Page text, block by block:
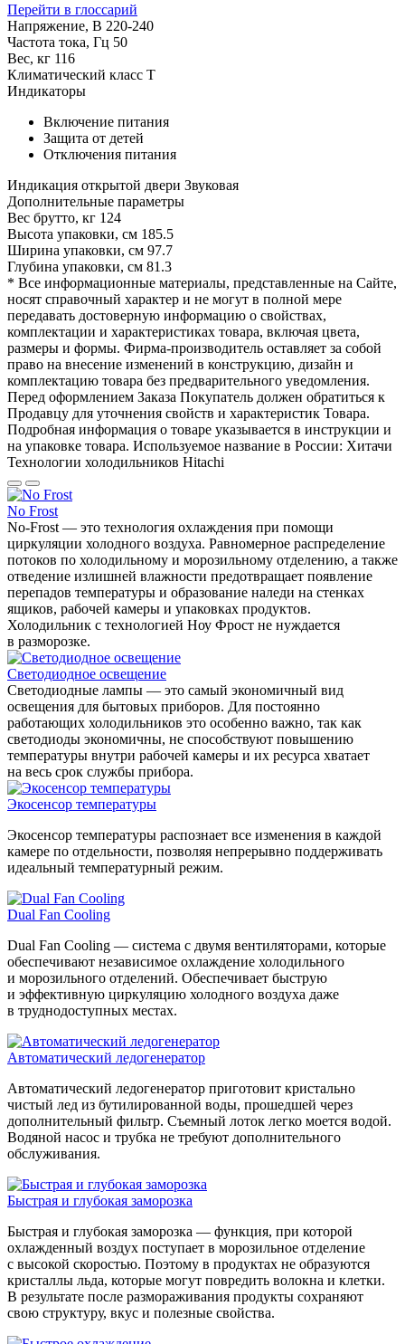
Перейти в глоссарий
Напряжение, В 220-240
Частота тока, Гц 50
Вес, кг 116
Климатический класс T
Индикаторы
Включение питания
Защита от детей
Отключения питания
Индикация открытой двери Звуковая
Дополнительные параметры
Вес брутто, кг 124
Высота упаковки, см 185.5
Ширина упаковки, см 97.7
Глубина упаковки, см 81.3
* Все информационные материалы, представленные на Сайте,
носят справочный характер и не могут в полной мере
передавать достоверную информацию о свойствах,
комплектации и характеристиках товара, включая цвета,
размеры и формы. Фирма-производитель оставляет за собой
право на внесение изменений в конструкцию, дизайн и
комплектацию товара без предварительного уведомления.
Перед оформлением Заказа Покупатель должен обратиться к
Продавцу для уточнения свойств и характеристик Товара.
Подробная информация о товаре указывается в инструкции и
на упаковке товара. Используемое название в России: Хитачи
Технологии холодильников Hitachi
No Frost
No-Frost — это технология охлаждения при помощи
циркуляции холодного воздуха. Равномерное распределение
потоков по холодильному и морозильному отделению, а также
отведение излишней влажности предотвращает появление
перепадов температуры и образование наледи на стенках
ящиков, рабочей камеры и упаковках продуктов.
Холодильник с технологией Ноу Фрост не нуждается
в разморозке.
Светодиодное освещение
Светодиодные лампы — это самый экономичный вид
освещения для бытовых приборов. Для постоянно
работающих холодильников это особенно важно, так как
светодиоды экономичны, не способствуют повышению
температуры внутри рабочей камеры и их ресурса хватает
на весь срок службы прибора.
Экосенсор температуры
Экосенсор температуры распознает все изменения в каждой
камере по отдельности, позволяя непрерывно поддерживать
идеальный температурный режим.
Dual Fan Cooling
Dual Fan Cooling — система с двумя вентиляторами, которые
обеспечивают независимое охлаждение холодильного
и морозильного отделений. Обеспечивает быструю
и эффективную циркуляцию холодного воздуха даже
в труднодоступных местах.
Автоматический ледогенератор
Автоматический ледогенератор приготовит кристально
чистый лед из бутилированной воды, прошедшей через
дополнительный фильтр. Съемный лоток легко моется водой.
Водяной насос и трубка не требуют дополнительного
обслуживания.
Быстрая и глубокая заморозка
Быстрая и глубокая заморозка — функция, при которой
охлажденный воздух поступает в морозильное отделение
с высокой скоростью. Поэтому в продуктах не образуются
кристаллы льда, которые могут повредить волокна и клетки.
В результате после размораживания продукты сохраняют
свою структуру, вкус и полезные свойства.